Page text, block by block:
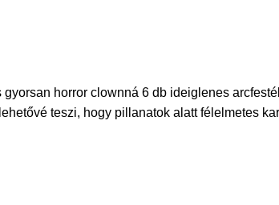
horror clownná 6 db ideiglenes
teszi, hogy pillanatok alatt félelmetes